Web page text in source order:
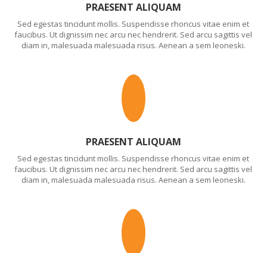
PRAESENT ALIQUAM
Sed egestas tincidunt mollis. Suspendisse rhoncus vitae enim et
faucibus. Ut dignissim nec arcu nec hendrerit. Sed arcu sagittis vel
diam in, malesuada malesuada risus. Aenean a sem leoneski.
PRAESENT ALIQUAM
Sed egestas tincidunt mollis. Suspendisse rhoncus vitae enim et
faucibus. Ut dignissim nec arcu nec hendrerit. Sed arcu sagittis vel
diam in, malesuada malesuada risus. Aenean a sem leoneski.